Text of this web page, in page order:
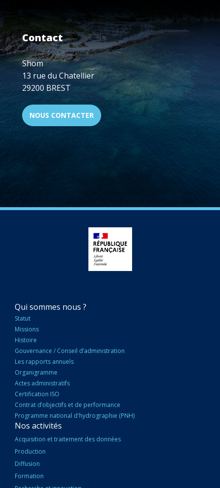
Contact
Shom
13 rue du Chatellier
29200 BREST
NOUS CONTACTER
NAVIGATION
PRINCIPALE
Qui sommes nous ?
Statut
Missions
Histoire
Gouvernance / Conseil d’administration
Les rapports annuels
Organigramme
Actes administratifs
Certification ISO
Contrat d’objectifs et de performance
Programme national d'hydrographie (PNH)
Nos activités
Acquisition et traitement des données
Production
Diffusion
Formation